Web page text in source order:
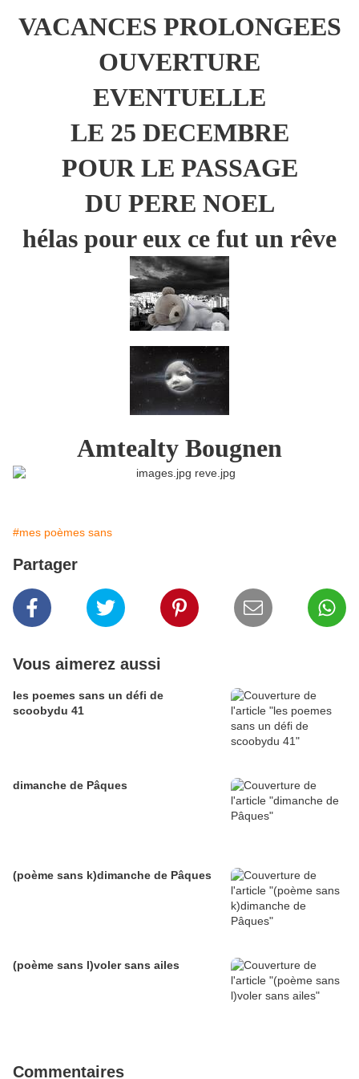
VACANCES PROLONGEES
OUVERTURE
EVENTUELLE
LE 25 DECEMBRE
POUR LE PASSAGE
DU PERE NOEL
hélas pour eux ce fut un rêve
Amtealty Bougnen
#mes poèmes sans
Partager
Vous aimerez aussi
les poemes sans un défi de
scoobydu 41
dimanche de Pâques
(poème sans k)dimanche de Pâques
(poème sans l)voler sans ailes
Commentaires